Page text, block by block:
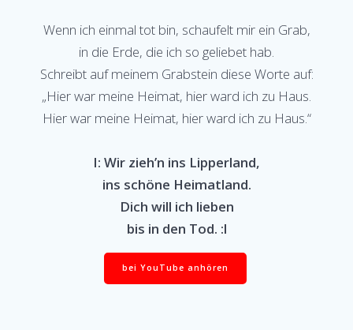
Wenn ich einmal tot bin, schaufelt mir ein Grab,
in die Erde, die ich so geliebet hab.
Schreibt auf meinem Grabstein diese Worte auf:
„Hier war meine Heimat, hier ward ich zu Haus.
Hier war meine Heimat, hier ward ich zu Haus.“
I: Wir zieh’n ins Lipperland,
ins schöne Heimatland.
Dich will ich lieben
bis in den Tod. :l
bei YouTube anhören